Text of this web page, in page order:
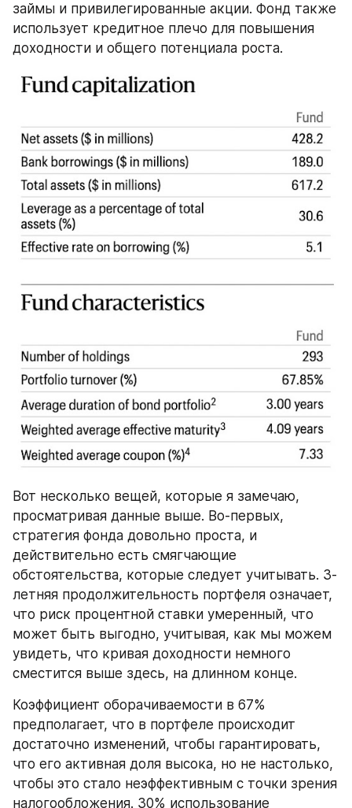
займы и привилегированные акции. Фонд также
использует кредитное плечо для повышения
доходности и общего потенциала роста.
Вот несколько вещей, которые я замечаю,
просматривая данные выше. Во-первых,
стратегия фонда довольно проста, и
действительно есть смягчающие
обстоятельства, которые следует учитывать. 3-
летняя продолжительность портфеля означает,
что риск процентной ставки умеренный, что
может быть выгодно, учитывая, как мы можем
увидеть, что кривая доходности немного
сместится выше здесь, на длинном конце.
Коэффициент оборачиваемости в 67%
предполагает, что в портфеле происходит
достаточно изменений, чтобы гарантировать,
что его активная доля высока, но не настолько,
чтобы это стало неэффективным с точки зрения
налогообложения. 30% использование